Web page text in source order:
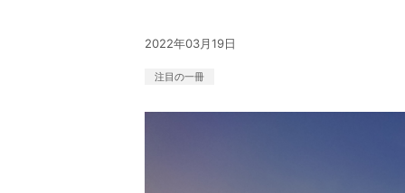
2022年03月19日
注目の一冊